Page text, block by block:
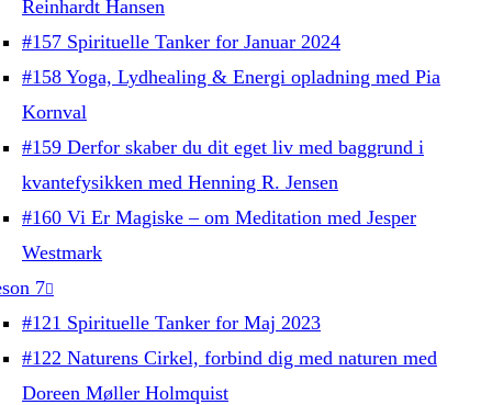
Reinhardt Hansen
#157 Spirituelle Tanker for Januar 2024
#158 Yoga, Lydhealing & Energi opladning med Pia
Kornval
#159 Derfor skaber du dit eget liv med baggrund i
kvantefysikken med Henning R. Jensen
#160 Vi Er Magiske – om Meditation med Jesper
Westmark
7
#121 Spirituelle Tanker for Maj 2023
#122 Naturens Cirkel, forbind dig med naturen med
Doreen Møller Holmquist